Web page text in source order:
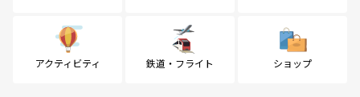
アクティビティ 鉄道・フライト ショップ